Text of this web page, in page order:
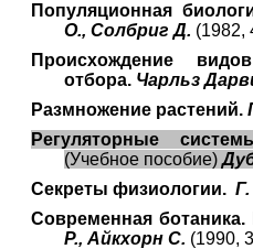
Популяционная
О., Солбриг Д. (1982,
Происхождение
отбора. Чарльз
Размножение растений.
Регуляторные
(Учебное пособие)
Секреты физиологии.
Современная ботаника.
Р., Айкхорн С. (1990,